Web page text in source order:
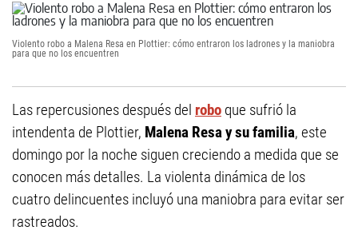
Violento robo a Malena Resa en Plottier: cómo entraron los ladrones y la maniobra
para que no los encuentren
Las repercusiones después del robo que sufrió la
intendenta de Plottier, Malena Resa y su familia, este
domingo por la noche siguen creciendo a medida que se
conocen más detalles. La violenta dinámica de los
cuatro delincuentes incluyó una maniobra para evitar ser
rastreados.